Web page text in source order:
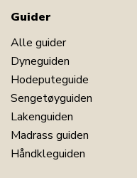
Guider
Alle guider
Dyneguiden
Hodeputeguide
Sengetøyguiden
Lakenguiden
Madrass guiden
Håndkleguiden